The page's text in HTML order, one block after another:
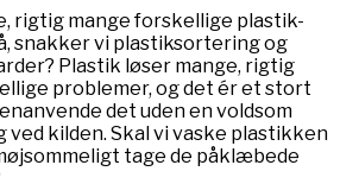
rigtig mange forskellige plastik-
snakker vi plastiksortering og
Plastik løser mange, rigtig
problemer, og det ér et stort
det uden en voldsom
kilden. Skal vi vaske plastikken
tage de påklæbede